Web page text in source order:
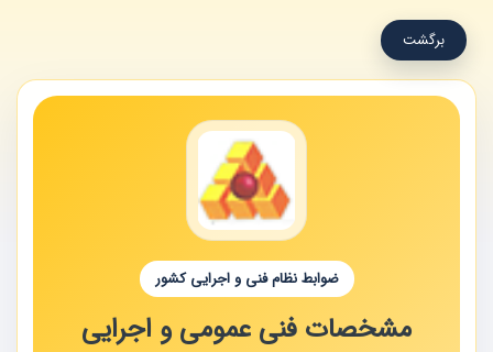
برگشت
ضوابط نظام فنی و اجرایی کشور
مشخصات فنی عمومی و اجرایی